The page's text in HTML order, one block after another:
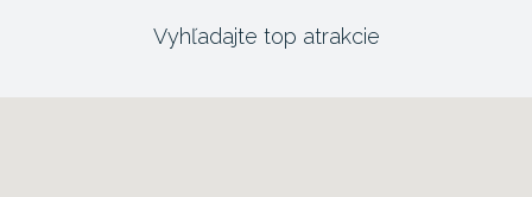
Vyhľadajte top atrakcie